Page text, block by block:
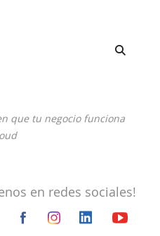
que tu negocio funciona
en redes sociales!